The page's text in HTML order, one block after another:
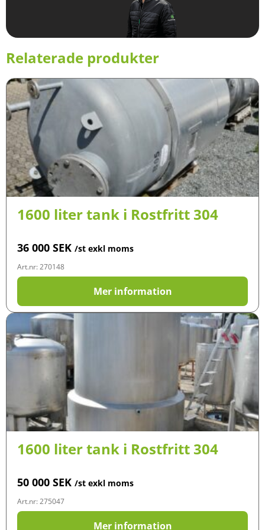
Relaterade produkter
1600 liter tank i Rostfritt 304
36 000 SEK /st exkl moms
Art.nr: 270148
Mer information
1600 liter tank i Rostfritt 304
50 000 SEK /st exkl moms
Art.nr: 275047
Mer information